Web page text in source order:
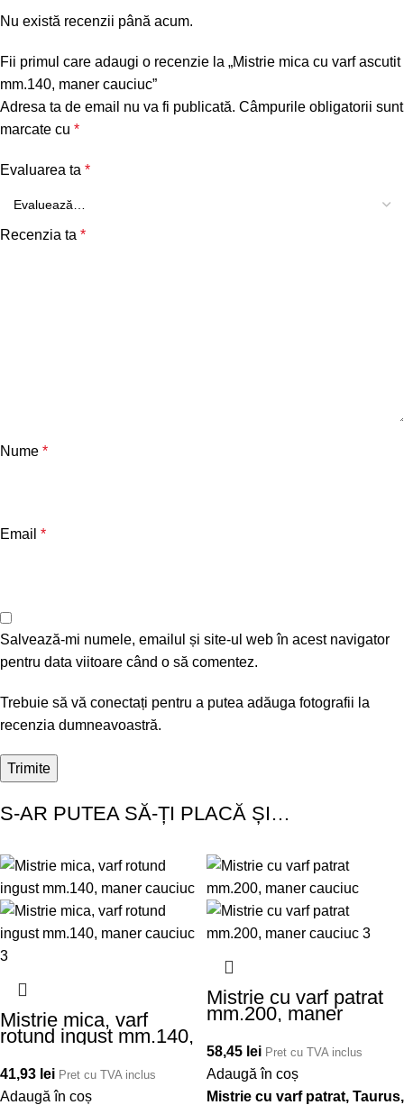
Nu există recenzii până acum.
Fii primul care adaugi o recenzie la „Mistrie mica cu varf ascutit
mm.140, maner cauciuc”
Adresa ta de email nu va fi publicată. Câmpurile obligatorii sunt
marcate cu *
Evaluarea ta *
Recenzia ta *
Nume *
Email *
Salvează-mi numele, emailul și site-ul web în acest navigator
pentru data viitoare când o să comentez.
Trebuie să vă conectați pentru a putea adăuga fotografii la
recenzia dumneavoastră.
S-AR PUTEA SĂ-ȚI PLACĂ ȘI…
Mistrie mica, varf
rotund ingust mm.140,
maner cauciuc
41,93 lei Pret cu TVA inclus
Adaugă în coș
Mistrie cu varf patrat
mm.200, maner
58,45 lei Pret cu TVA inclus
Adaugă în coș
Mistrie cu varf patrat, Taurus,